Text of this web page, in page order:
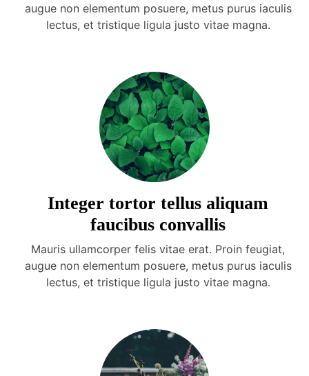
augue non elementum posuere, metus purus iaculis
lectus, et tristique ligula justo vitae magna.
Integer tortor tellus aliquam
faucibus convallis
Mauris ullamcorper felis vitae erat. Proin feugiat,
augue non elementum posuere, metus purus iaculis
lectus, et tristique ligula justo vitae magna.